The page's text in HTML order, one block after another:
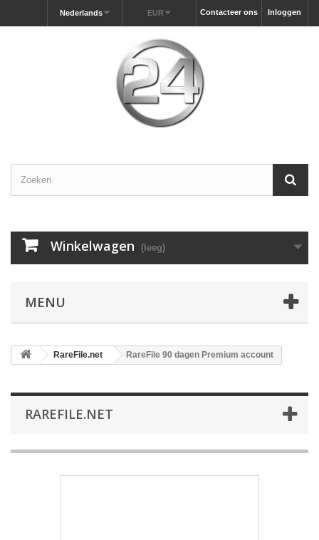
Inloggen
Contacteer ons
EUR
Nederlands
Winkelwagen (leeg)
MENU
RareFile.net RareFile 90 dagen Premium account
RAREFILE.NET